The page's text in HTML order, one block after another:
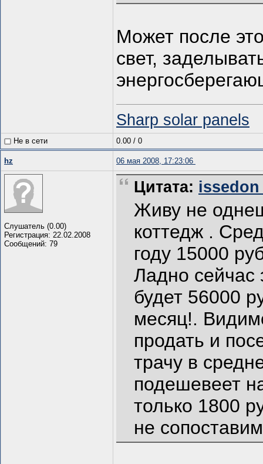
Может после
свет,
Sharp solar panels
Не в сети 0.00 / 0
hz 06 мая 2008, 17:23:06
Слушатель (0.00)
Регистрация: 22.02.2008
Сообщений: 79
Цитата: issedon
Живу не
коттедж .
году 15000
Ладно сейчас
будет 56000
месяц!.
продать и
трачу в
подешевеет
только 1800
не